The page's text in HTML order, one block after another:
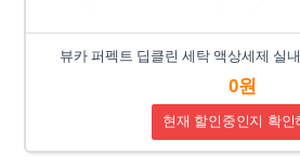
뷰카 퍼펙트 딥클린 세탁 액상세제 실
0원
현재 할인중인지 확인